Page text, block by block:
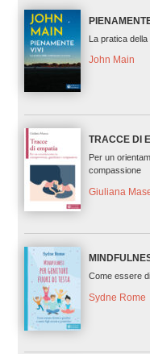
La pratica
John Main
TRACCE DI
Per un
compassione
Giuliana
Come essere
Sydne Rome